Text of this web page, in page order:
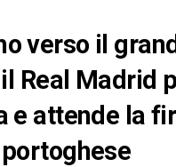
verso il
Real Madrid
e attende la